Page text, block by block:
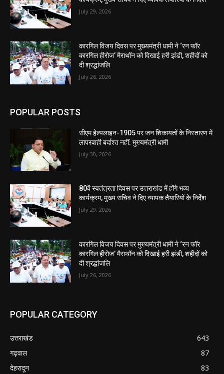
July 29, 2026
कारगिल विजय दिवस पर मुख्यमंत्री धामी ने ‘रन फॉर
कारगिल हीरोज’ मैराथॉन को दिखाई हरी झंडी, शहीदों को
दी श्रद्धांजलि
July 26, 2026
POPULAR POSTS
सीएम हेल्पलाइन-1905 पर जन शिकायतों के निस्तारण में
लापरवाही बर्दाश्त नहीं: मुख्यमंत्री धामी
July 30, 2026
80वें स्वतंत्रता दिवस पर उत्तराखंड में होंगे भव्य
कार्यक्रम, मुख्य सचिव ने दिए व्यापक तैयारियों के निर्देश
July 29, 2026
कारगिल विजय दिवस पर मुख्यमंत्री धामी ने ‘रन फॉर
कारगिल हीरोज’ मैराथॉन को दिखाई हरी झंडी, शहीदों को
दी श्रद्धांजलि
July 26, 2026
POPULAR CATEGORY
उत्तराखंड
643
गढ़वाल
87
देहरादून
83